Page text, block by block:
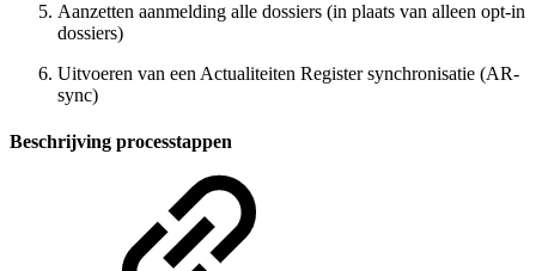
Aanzetten aanmelding alle dossiers (in plaats van alleen opt-in
dossiers)
Uitvoeren van een Actualiteiten Register synchronisatie (AR-
sync)
Beschrijving processtappen